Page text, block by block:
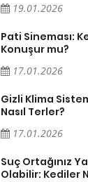
19.01.2026
Pati Sineması:
Konuşur mu?
17.01.2026
Gizli Klima
Nasıl Terler?
17.01.2026
Suç Ortağınız
Olabilir: Kediler